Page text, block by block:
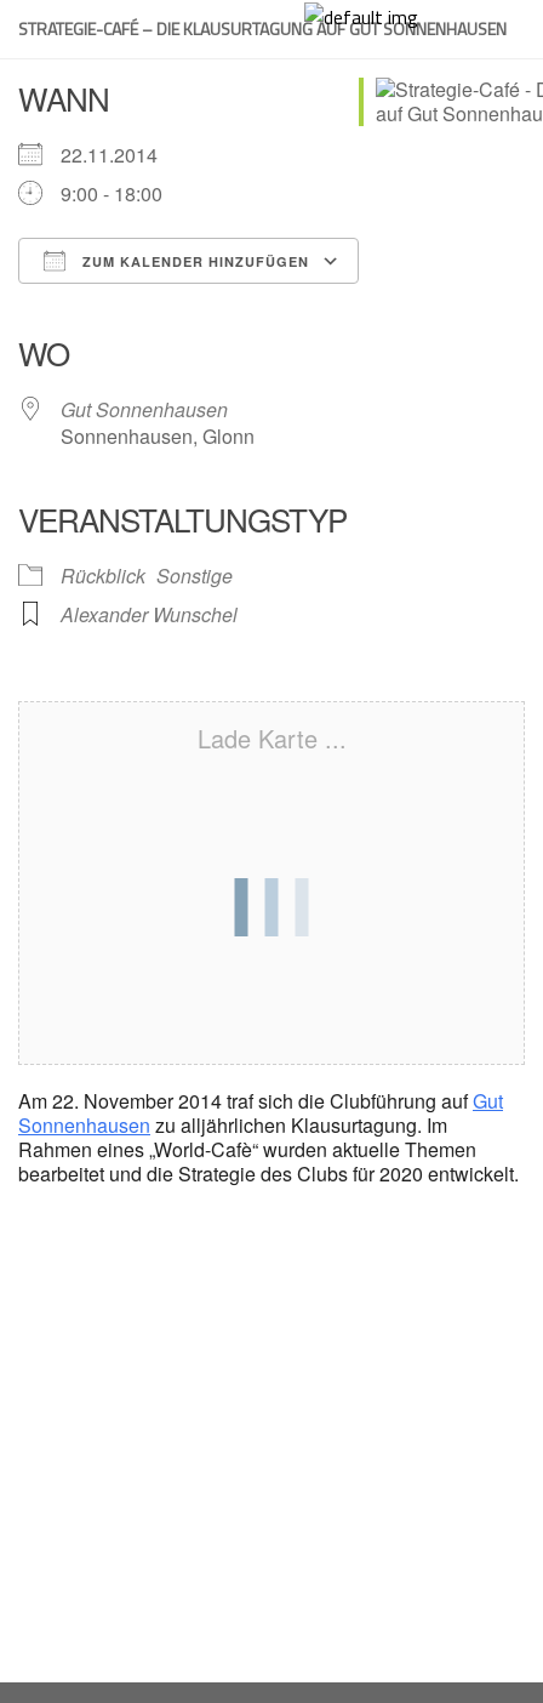
Skip
STRATEGIE-CAFÉ – DIE KLAUSURTAGUNG AUF GUT SONNENHAUSEN
WANN
22.11.2014
9:00 - 18:00
ZUM KALENDER HINZUFÜGEN
WO
Gut Sonnenhausen
Sonnenhausen, Glonn
VERANSTALTUNGSTYP
Rückblick Sonstige
Alexander Wunschel
Lade Karte ...
Am 22. November 2014 traf sich die Clubführung aufGut
Sonnenhausen zu alljährlichen Klausurtagung. Im
Rahmen eines „World-Cafè“ wurden aktuelle Themen
bearbeitet und die Strategie des Clubs für 2020 entwickelt.